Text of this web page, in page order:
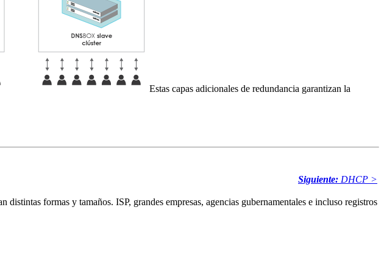
Estas capas adicionales de redundancia garantizan la
Siguiente: DHCP >
formas y tamaños. ISP, grandes empresas, agencias gubernamentales e incluso registros